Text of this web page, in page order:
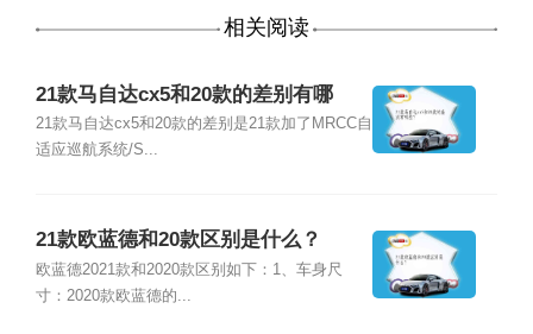
相关阅读
21款马自达cx5和20款的差别有哪
些？
21款马自达cx5和20款的差别是21款加了MRCC自
适应巡航系统/S...
21款欧蓝德和20款区别是什么？
欧蓝德2021款和2020款区别如下：1、车身尺
寸：2020款欧蓝德的...